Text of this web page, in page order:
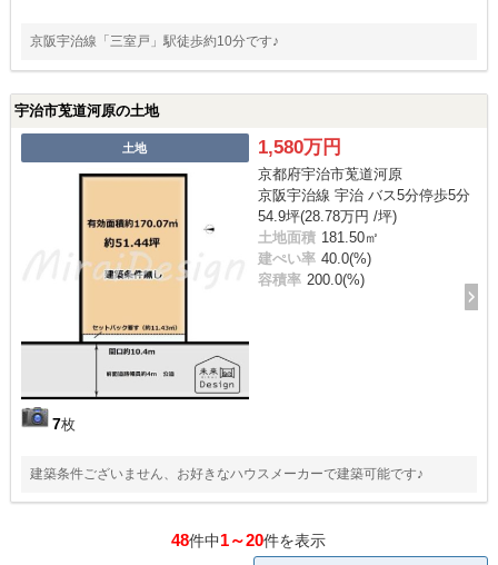
京阪宇治線「三室戸」駅徒歩約10分です♪
宇治市莵道河原の土地
土地
7枚
1,580万円
京都府宇治市莵道河原
京阪宇治線 宇治 バス5分停歩5分
54.9坪(28.78万円 /坪)
土地面積 181.50㎡
建ぺい率 40.0(%)
容積率 200.0(%)
建築条件ございません、お好きなハウスメーカーで建築可能です♪
48件中1～20件を表示